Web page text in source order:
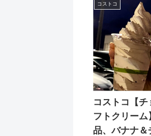
コストコ
コストコ【
フトクリー
品、バナナ＆